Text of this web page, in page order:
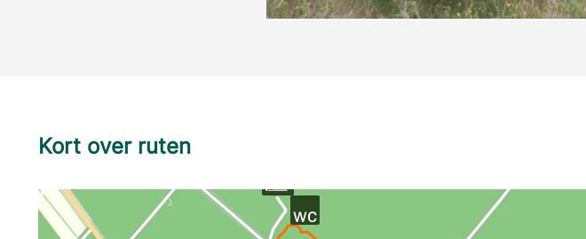
Kort over ruten